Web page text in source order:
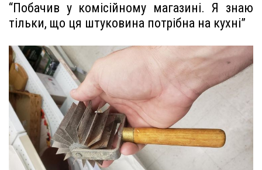
“Побачив у комісійному магазині. Я знаю
тільки, що ця штуковина потрібна на кухні”